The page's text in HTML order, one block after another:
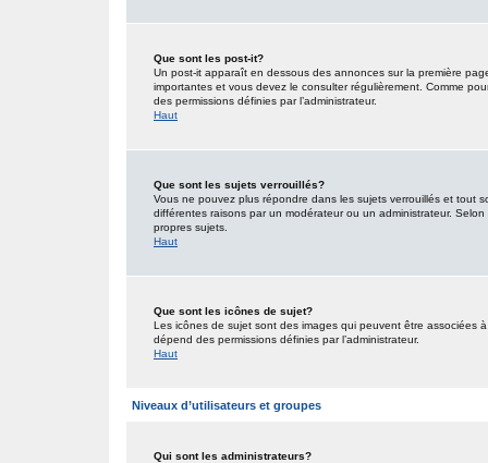
Que sont les post-it?
Un post-it apparaît en dessous des annonces sur la première
importantes et vous devez le consulter régulièrement. Comme
des permissions définies par l’administrateur.
Haut
Que sont les sujets verrouillés?
Vous ne pouvez plus répondre dans les sujets verrouillés et tout
différentes raisons par un modérateur ou un administrateur.
propres sujets.
Haut
Que sont les icônes de sujet?
Les icônes de sujet sont des images qui peuvent être associées
dépend des permissions définies par l’administrateur.
Haut
Niveaux d’utilisateurs et groupes
Qui sont les administrateurs?